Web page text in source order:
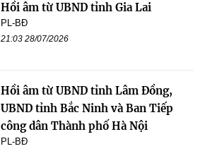
Hồi âm từ UBND tỉnh Gia Lai
PL-BĐ
21:03 28/07/2026
Hồi âm từ UBND tỉnh Lâm Đồng,
UBND tỉnh Bắc Ninh và Ban Tiếp
công dân Thành phố Hà Nội
PL-BĐ